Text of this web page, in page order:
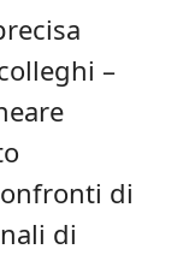
–
di
di